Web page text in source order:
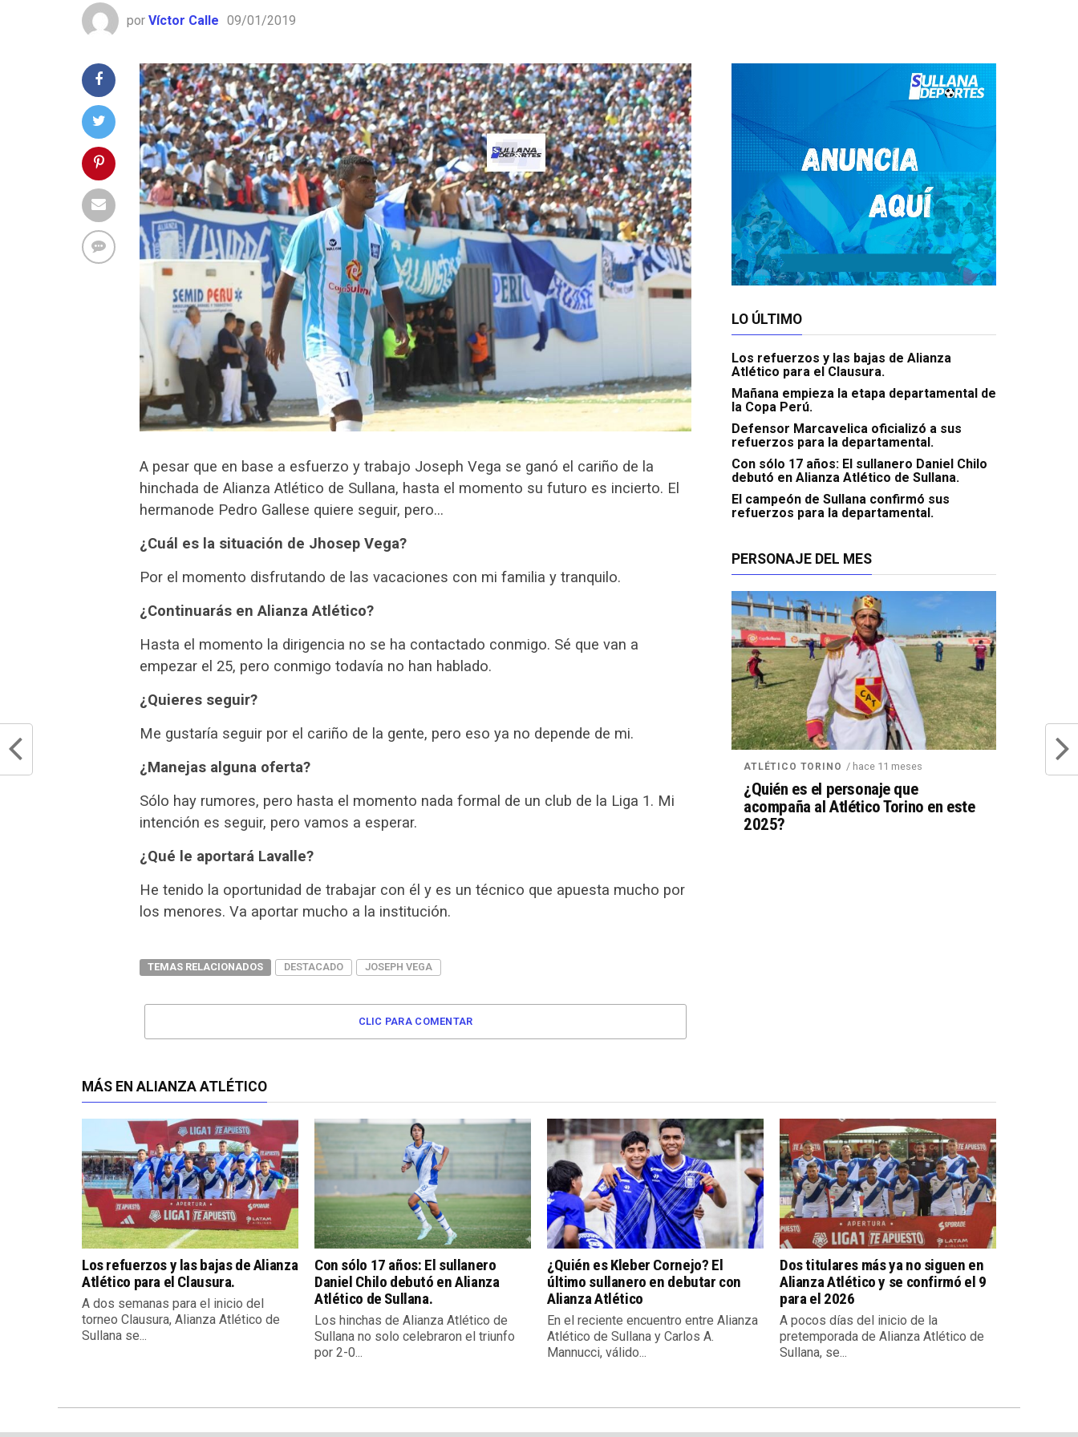
por Víctor Calle 09/01/2019
A pesar que en base a esfuerzo y trabajo Joseph Vega se ganó el cariño de la
hinchada de Alianza Atlético de Sullana, hasta el momento su futuro es incierto. El
hermanode Pedro Gallese quiere seguir, pero…
¿Cuál es la situación de Jhosep Vega?
Por el momento disfrutando de las vacaciones con mi familia y tranquilo.
¿Continuarás en Alianza Atlético?
Hasta el momento la dirigencia no se ha contactado conmigo. Sé que van a
empezar el 25, pero conmigo todavía no han hablado.
¿Quieres seguir?
Me gustaría seguir por el cariño de la gente, pero eso ya no depende de mi.
¿Manejas alguna oferta?
Sólo hay rumores, pero hasta el momento nada formal de un club de la Liga 1. Mi
intención es seguir, pero vamos a esperar.
¿Qué le aportará Lavalle?
He tenido la oportunidad de trabajar con él y es un técnico que apuesta mucho por
los menores. Va aportar mucho a la institución.
TEMAS RELACIONADOS DESTACADO JOSEPH VEGA
CLIC PARA COMENTAR
LO ÚLTIMO
Los refuerzos y las bajas de Alianza
Atlético para el Clausura.
Mañana empieza la etapa departamental de
la Copa Perú.
Defensor Marcavelica oficializó a sus
refuerzos para la departamental.
Con sólo 17 años: El sullanero Daniel Chilo
debutó en Alianza Atlético de Sullana.
El campeón de Sullana confirmó sus
refuerzos para la departamental.
PERSONAJE DEL MES
ATLÉTICO TORINO / hace 11 meses
¿Quién es el personaje que
acompaña al Atlético Torino en este
2025?
MÁS EN ALIANZA ATLÉTICO
Los refuerzos y las bajas de Alianza
Atlético para el Clausura.
A dos semanas para el inicio del
torneo Clausura, Alianza Atlético de
Sullana se...
Con sólo 17 años: El sullanero
Daniel Chilo debutó en Alianza
Atlético de Sullana.
Los hinchas de Alianza Atlético de
Sullana no solo celebraron el triunfo
por 2-0...
¿Quién es Kleber Cornejo? El
último sullanero en debutar con
Alianza Atlético
En el reciente encuentro entre Alianza
Atlético de Sullana y Carlos A.
Mannucci, válido...
Dos titulares más ya no siguen en
Alianza Atlético y se confirmó el 9
para el 2026
A pocos días del inicio de la
pretemporada de Alianza Atlético de
Sullana, se...